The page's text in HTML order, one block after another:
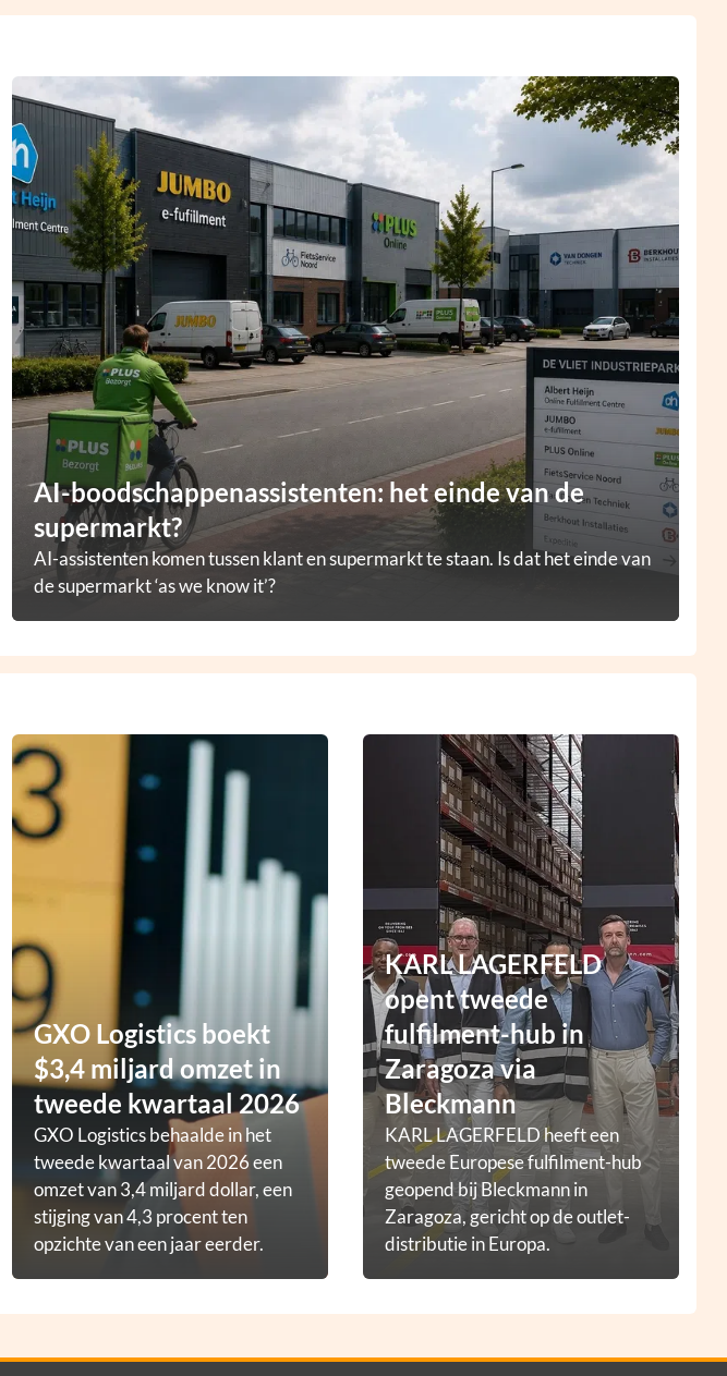
AI-boodschappenassistenten: het einde van de
supermarkt?
AI-assistenten komen tussen klant en supermarkt te staan. Is dat het einde van
de supermarkt ‘as we know it’?
GXO Logistics boekt
$3,4 miljard omzet in
tweede kwartaal 2026
GXO Logistics behaalde in het
tweede kwartaal van 2026 een
omzet van 3,4 miljard dollar, een
stijging van 4,3 procent ten
opzichte van een jaar eerder.
KARL LAGERFELD
opent tweede
fulfilment-hub in
Zaragoza via
Bleckmann
KARL LAGERFELD heeft een
tweede Europese fulfilment-hub
geopend bij Bleckmann in
Zaragoza, gericht op de outlet-
distributie in Europa.